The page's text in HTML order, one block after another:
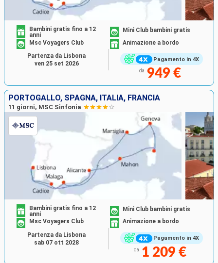
Pagamento in 4X
Bambini gratis fino a 12
anni
Mini Club bambini gratis
Msc Voyagers Club
Animazione a bordo
da 949 €
Partenza da Lisbona
ven 25 set 2026
PORTOGALLO, SPAGNA, ITALIA, FRANCIA
11 giorni, MSC Sinfonia
Pagamento in 4X
Bambini gratis fino a 12
anni
Mini Club bambini gratis
Msc Voyagers Club
Animazione a bordo
da 1 209 €
Partenza da Lisbona
sab 07 ott 2028